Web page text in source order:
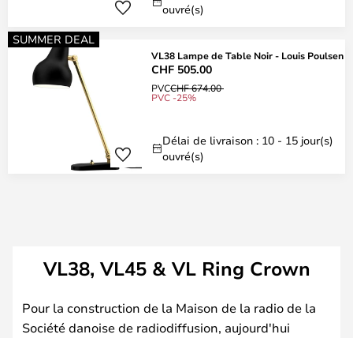
ouvré(s)
SUMMER DEAL
VL38 Lampe de Table Noir - Louis Poulsen
CHF 505.00
PVCCHF 674.00
PVC -25%
Délai de livraison : 10 - 15 jour(s)
ouvré(s)
VL38, VL45 & VL Ring Crown
Pour la construction de la Maison de la radio de la
Société danoise de radiodiffusion, aujourd'hui